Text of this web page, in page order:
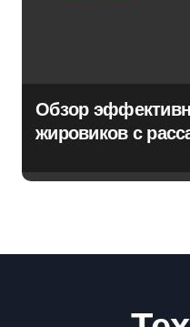
Обзор
жировиков с